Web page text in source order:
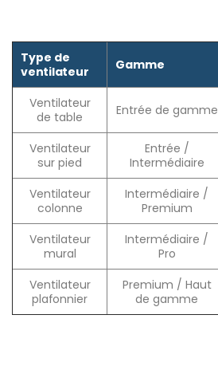
Type de
ventilateur
Gamme
Ventilateur
de table
Entrée de gamme
Ventilateur
sur pied
Entrée /
Intermédiaire
Ventilateur
colonne
Intermédiaire /
Premium
Ventilateur
mural
Intermédiaire /
Pro
Ventilateur
plafonnier
Premium / Haut
de gamme